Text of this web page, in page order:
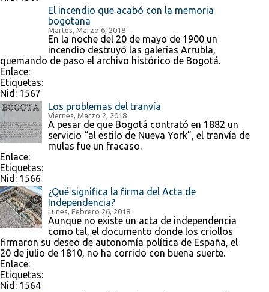
El incendio que acabó con la memoria
bogotana
Martes, Marzo 6, 2018
En la noche del 20 de mayo de 1900 un
incendio destruyó las galerías Arrubla,
quemando de paso el archivo histórico de Bogotá.
Enlace:
Etiquetas:
Nid: 1567
Los problemas del tranvía
Viernes, Marzo 2, 2018
A pesar de que Bogotá contrató en 1882 un
servicio “al estilo de Nueva York”, el tranvía de
mulas fue un fracaso.
Enlace:
Etiquetas:
Nid: 1566
¿Qué significa la firma del Acta de
Independencia?
Lunes, Febrero 26, 2018
Aunque no existe un acta de independencia
como tal, el documento donde los criollos
firmaron su deseo de autonomía política de España, el
20 de julio de 1810, no ha corrido con buena suerte.
Enlace:
Etiquetas:
Nid: 1564